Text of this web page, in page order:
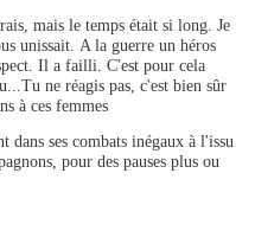
mais le temps était si long. Je
unissait. A la guerre un héros
Il a failli. C'est pour cela
ne réagis pas, c'est bien sûr
à ces femmes
dans ses combats inégaux à l'issu
pour des pauses plus ou